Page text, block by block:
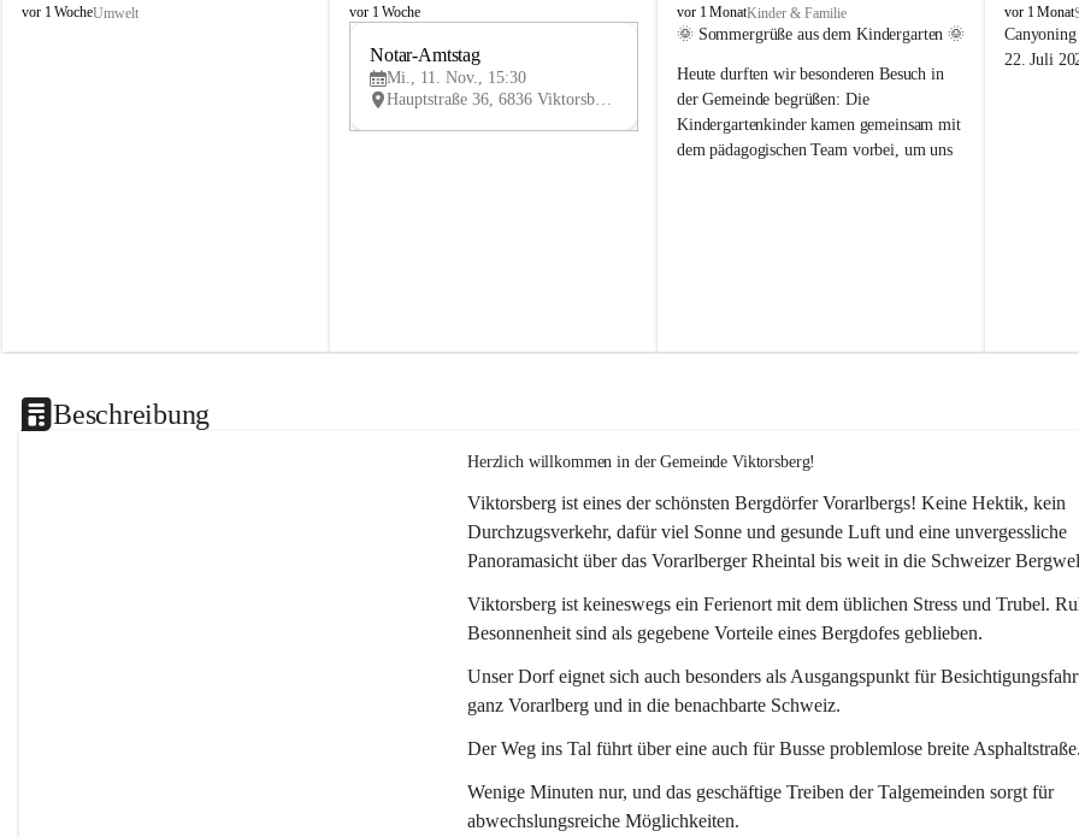
V
vor 1 WocheUmwelt
V
vor 1 Woche
V
Notar-Amtstag
Mi., 11. Nov., 15:30
Hauptstraße 36, 6836 Viktorsberg, AUT
V
i
t
o
r
s
vor 1 MonatKinder & Familie
🌞 Sommergrüße aus dem Kindergarten 🌞
Heute durften wir besonderen Besuch in
der Gemeinde begrüßen: Die
Kindergartenkinder kamen gemeinsam mit
dem pädagogischen Team vorbei, um uns
V
i
k
vor 1 Monat
22. Juli
Beschreibung
Herzlich willkommen in der Gemeinde Viktorsberg!
Viktorsberg ist eines der schönsten Bergdörfer Vorarlbergs! Keine Hektik, kein
Durchzugsverkehr, dafür viel Sonne und gesunde Luft und eine unvergessliche
Panoramasicht über das Vorarlberger Rheintal bis weit in die Schweizer
Viktorsberg ist keineswegs ein Ferienort mit dem üblichen Stress und Trubel.
Besonnenheit sind als gegebene Vorteile eines Bergdofes geblieben.
Unser Dorf eignet sich auch besonders als Ausgangspunkt für
ganz Vorarlberg und in die benachbarte Schweiz.
Der Weg ins Tal führt über eine auch für Busse problemlose breite
Wenige Minuten nur, und das geschäftige Treiben der Talgemeinden sorgt für
abwechslungsreiche Möglichkeiten.